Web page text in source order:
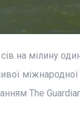
на мілину
міжнародної
The